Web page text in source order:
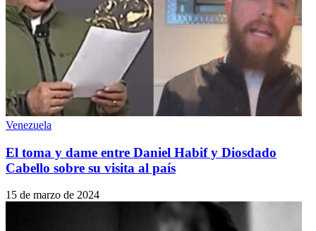
Venezuela
El toma y dame entre Daniel Habif y Diosdado
Cabello sobre su visita al país
15 de marzo de 2024